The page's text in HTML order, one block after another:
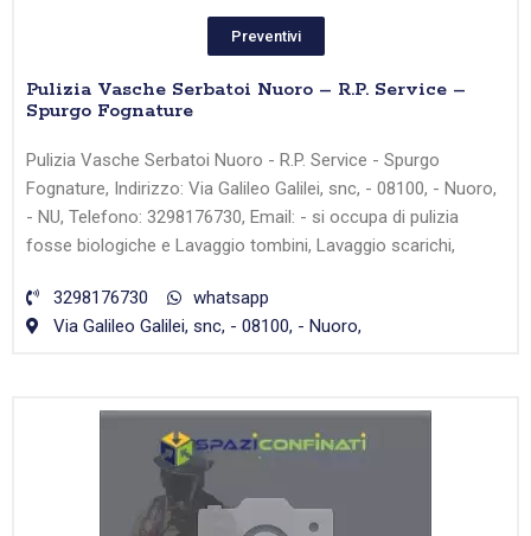
Preventivi
Pulizia Vasche Serbatoi Nuoro – R.P. Service –
Spurgo Fognature
Pulizia Vasche Serbatoi Nuoro - R.P. Service - Spurgo
Fognature, Indirizzo: Via Galileo Galilei, snc, - 08100, - Nuoro,
- NU, Telefono: 3298176730, Email: - si occupa di pulizia
fosse biologiche e Lavaggio tombini, Lavaggio scarichi,
3298176730
whatsapp
Via Galileo Galilei, snc, - 08100, - Nuoro,